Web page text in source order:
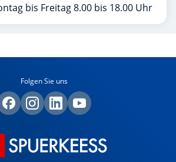
bis Freitag 8.00 bis 18.00 Uhr
Folgen Sie uns